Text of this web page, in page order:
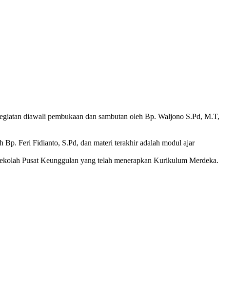
diawali pembukaan dan sambutan oleh Bp. Waljono S.Pd, M.T,
Feri Fidianto, S.Pd, dan materi terakhir adalah modul ajar
Pusat Keunggulan yang telah menerapkan Kurikulum Merdeka.